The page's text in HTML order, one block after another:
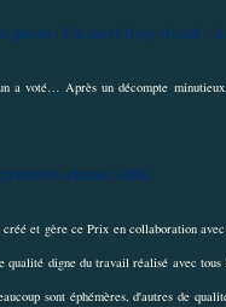
puces - Un mort trop vivant -
a voté… Après un décompte
chance édité.
et gère ce Prix en collaboration
qualité digne du travail réalisé avec
sont éphémères, d'autres de